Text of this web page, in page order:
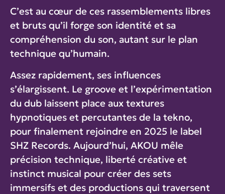
C’est au cœur de ces rassemblements libres
et bruts qu’il forge son identité et sa
compréhension du son, autant sur le plan
technique qu’humain.
Assez rapidement, ses influences
s’élargissent. Le groove et l’expérimentation
du dub laissent place aux textures
hypnotiques et percutantes de la tekno,
pour finalement rejoindre en 2025 le label
SHZ Records. Aujourd’hui, AKOU mêle
précision technique, liberté créative et
instinct musical pour créer des sets
immersifs et des productions qui traversent